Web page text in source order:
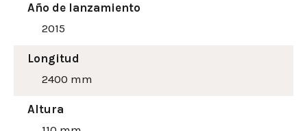
Año de lanzamiento
2015
Longitud
2400 mm
Altura